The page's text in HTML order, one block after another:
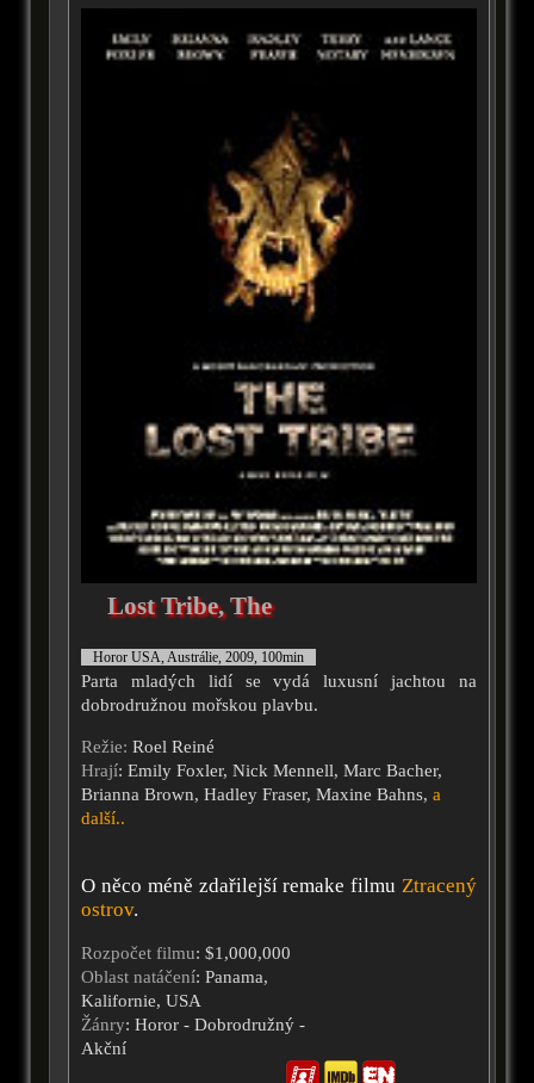
Lost Tribe, The
Horor USA, Austrálie, 2009, 100min
Parta mladých lidí se vydá luxusní jachtou na
dobrodružnou mořskou plavbu.
Režie: Roel Reiné
Hrají: Emily Foxler, Nick Mennell, Marc Bacher,
Brianna Brown, Hadley Fraser, Maxine Bahns, a
další..
O něco méně zdařilejší remake filmu Ztracený
ostrov.
Rozpočet filmu: $1,000,000
Oblast natáčení: Panama,
Kalifornie, USA
Žánry: Horor - Dobrodružný -
Akční